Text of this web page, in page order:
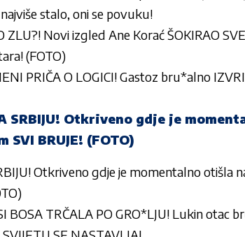
stalo, oni se povuku!
ZLU?! Novi izgled Ane Korać ŠOKIRAO
(FOTO)
PRIČA O LOGICI! Gastoz bru*alno
SRBIJU! Otkriveno gdje je
SVI BRUJE! (FOTO)
Otkriveno gdje je momentalno otišla
BOSA TRČALA PO GRO*LJU! Lukin otac